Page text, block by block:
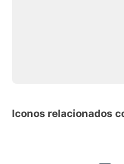
Iconos relacionados